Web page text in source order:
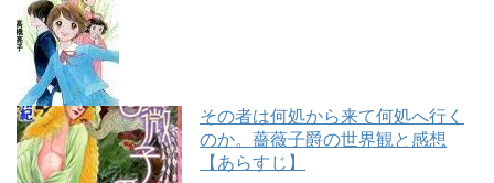
その者は何処から来て何処へ行く
のか。薔薇子爵の世界観と感想
【あらすじ】